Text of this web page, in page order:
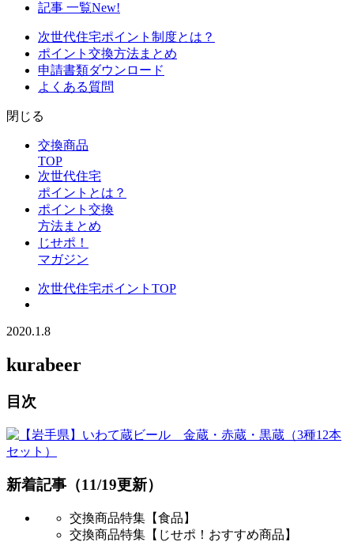
記事 一覧New!
次世代住宅ポイント制度とは？
ポイント交換方法まとめ
申請書類ダウンロード
よくある質問
閉じる
交換商品
TOP
次世代住宅
ポイントとは？
ポイント交換
方法まとめ
じせポ！
マガジン
次世代住宅ポイントTOP
2020.1.8
kurabeer
目次
新着記事（11/19更新）
交換商品特集【食品】
交換商品特集【じせポ！おすすめ商品】